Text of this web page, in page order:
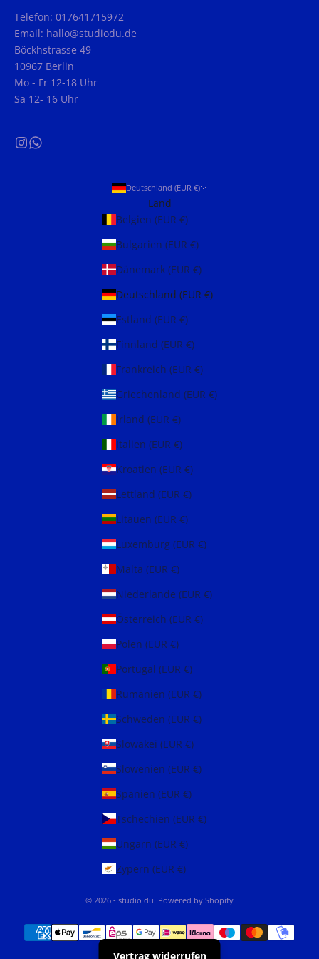
Telefon: 017641715972
Email: hallo@studiodu.de
Böckhstrasse 49
10967 Berlin
Mo - Fr 12-18 Uhr
Sa 12- 16 Uhr
Deutschland (EUR €)
Land
Belgien (EUR €)
Bulgarien (EUR €)
Dänemark (EUR €)
Deutschland (EUR €)
Estland (EUR €)
Finnland (EUR €)
Frankreich (EUR €)
Griechenland (EUR €)
Irland (EUR €)
Italien (EUR €)
Kroatien (EUR €)
Lettland (EUR €)
Litauen (EUR €)
Luxemburg (EUR €)
Malta (EUR €)
Niederlande (EUR €)
Österreich (EUR €)
Polen (EUR €)
Portugal (EUR €)
Rumänien (EUR €)
Schweden (EUR €)
Slowakei (EUR €)
Slowenien (EUR €)
Spanien (EUR €)
Tschechien (EUR €)
Ungarn (EUR €)
Zypern (EUR €)
© 2026 - studio du. Powered by Shopify
Vertrag widerrufen